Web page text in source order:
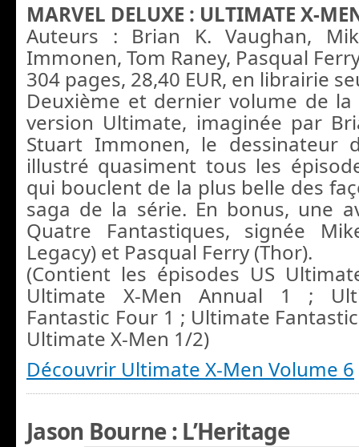
MARVEL DELUXE : ULTIMATE X-
Auteurs : Brian K. Vaughan,
Immonen, Tom Raney, Pasqual
304 pages, 28,40 EUR, en librairie
Deuxième et dernier volume de la
version Ultimate, imaginée par
Stuart Immonen, le dessinateur
illustré quasiment tous les
qui bouclent de la plus belle des
saga de la série. En bonus, une
Quatre Fantastiques, signée
Legacy) et Pasqual Ferry (Thor).
(Contient les épisodes US
Ultimate X-Men Annual 1 ;
Fantastic Four 1 ; Ultimate
Ultimate X-Men 1/2)
Découvrir Ultimate X-Men Volume 6
Jason Bourne : L’Heritage